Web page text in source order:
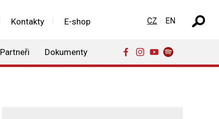
Kontakty E-shop
Partneři Dokumenty
Zvolte jazyk
CZ EN